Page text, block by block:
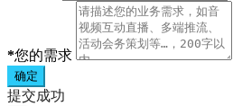
*您的需求
确定
提交成功